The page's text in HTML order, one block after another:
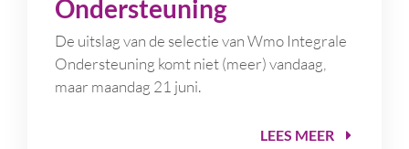
Ondersteuning
De uitslag van de selectie van Wmo Integrale
Ondersteuning komt niet (meer) vandaag,
maar maandag 21 juni.
LEES MEER